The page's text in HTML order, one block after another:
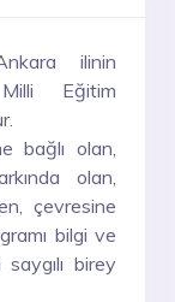
ilinin
Eğitim
bağlı olan,
olan,
çevresine
bilgi ve
birey